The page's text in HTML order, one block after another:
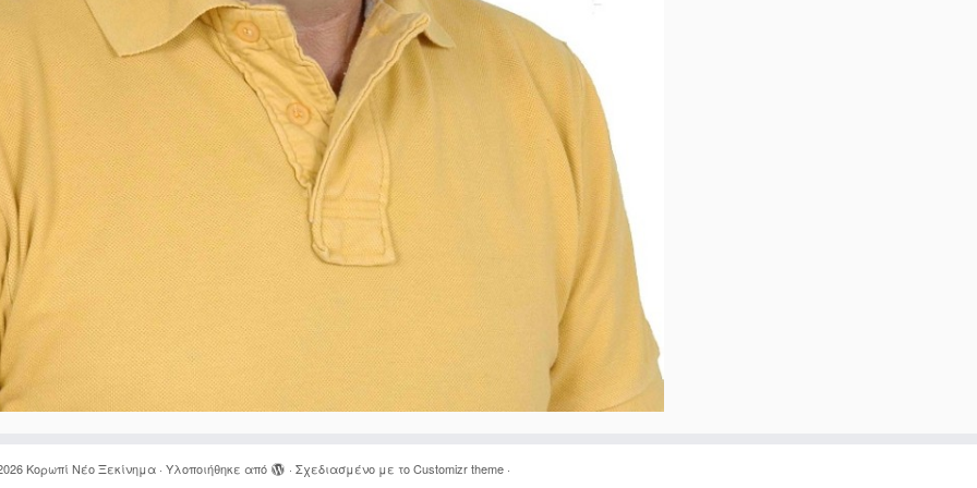
Κορωπί Νέο Ξεκίνημα · Υλοποιήθηκε από · Σχεδιασμένο με τοCustomizr theme ·